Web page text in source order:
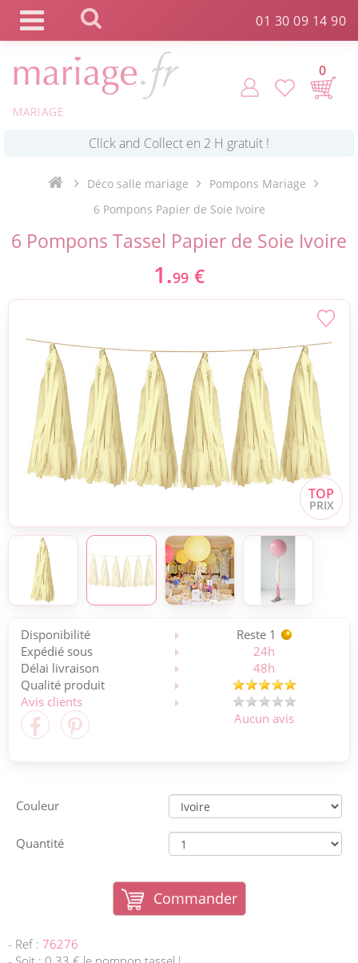
01 30 09 14 90
MARIAGE
0
Commande expédiée en 24h ! *
Livraison point relais gratuit dès 89 € !*
*
Déco salle mariage
Pompons Mariage
6 Pompons Papier de Soie Ivoire
6 Pompons Tassel Papier de Soie Ivoire
1.99 €
Disponibilité
Reste 1
Expédié sous
24h
Délai livraison
48h
Qualité produit
Avis clients
Aucun avis
Couleur
Quantité
Commander
- Ref : 76276
Panneau de gestion des cookies